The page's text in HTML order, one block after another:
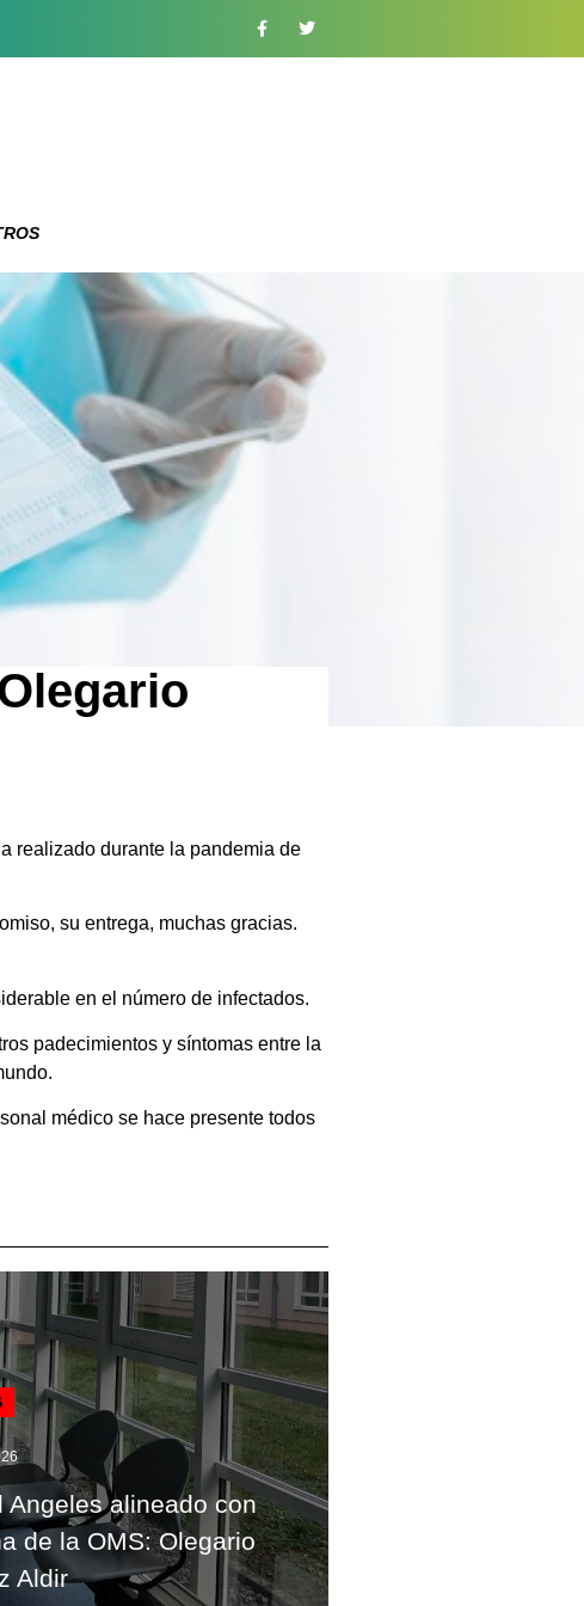
realizado durante la pandemia de
su entrega, muchas gracias.
en el número de infectados.
padecimientos y síntomas entre la
médico se hace presente todos
Angeles alineado con
de la OMS: Olegario
Aldir